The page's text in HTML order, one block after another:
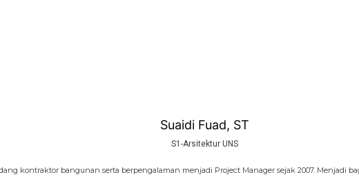
Suaidi Fuad, ST
S1-Arsitektur UNS
kontraktor bangunan serta berpengalaman menjadi Project Manager sejak 2007. Menjadi